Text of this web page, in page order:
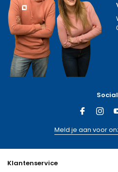
Meld je aan voor
Klantenservice